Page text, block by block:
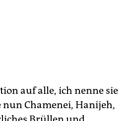
auf alle, ich nenne sie
nun Chamenei, Hanijeh,